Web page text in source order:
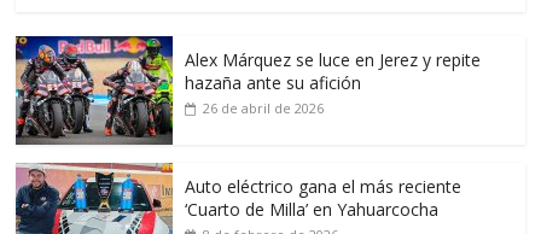
Alex Márquez se luce en Jerez y repite
hazaña ante su afición
26 de abril de 2026
Auto eléctrico gana el más reciente
‘Cuarto de Milla’ en Yahuarcocha